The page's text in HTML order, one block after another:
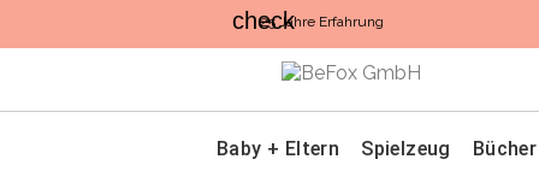
check
25 Jahre Erfahrung
Baby + Eltern Spielzeug Bücher